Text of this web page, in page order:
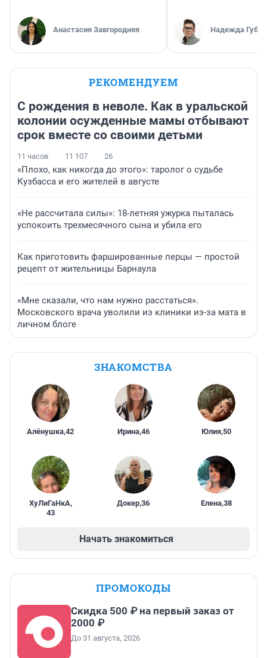
Анастасия Завгородняя Надежда
РЕКОМЕНДУЕМ
С рождения в неволе. Как в уральской
колонии осужденные мамы отбывают
срок вместе со своими детьми
11 часов 11 107 26
«Плохо, как никогда до этого»: таролог о судьбе
Кузбасса и его жителей в августе
«Не рассчитала силы»: 18-летняя ужурка пыталась
успокоить трехмесячного сына и убила его
Как приготовить фаршированные перцы — простой
рецепт от жительницы Барнаула
«Мне сказали, что нам нужно расстаться».
Московского врача уволили из клиники из-за мата в
личном блоге
ЗНАКОМСТВА
Алёнушка,42 Ирина,46 Юлия,50
ХуЛиГаНкА,
43
Докер,36 Елена,38
Начать знакомиться
ПРОМОКОДЫ
Скидка 500 ₽ на первый заказ от
2000 ₽
До 31 августа, 2026